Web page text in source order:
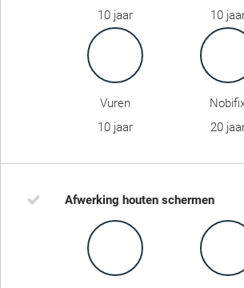
10 jaar
10
Vuren
10 jaar
20
Afwerking houten schermen